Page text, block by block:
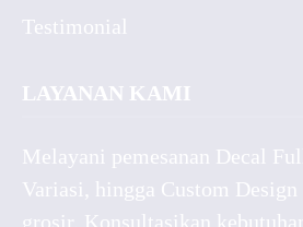
Testimonial
LAYANAN KAMI
Melayani pemesanan Decal
Variasi, hingga Custom Design
grosir. Konsultasikan